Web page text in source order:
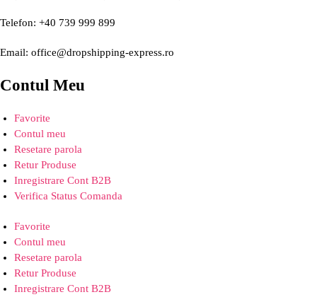
Telefon: +40 739 999 899
Email: office@dropshipping-express.ro
Contul Meu
Favorite
Contul meu
Resetare parola
Retur Produse
Inregistrare Cont B2B
Verifica Status Comanda
Favorite
Contul meu
Resetare parola
Retur Produse
Inregistrare Cont B2B